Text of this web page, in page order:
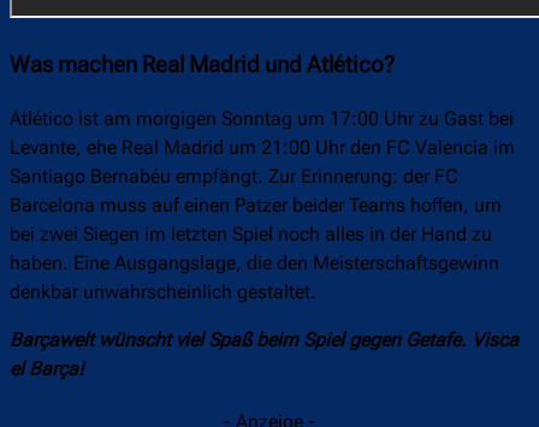
Was machen Real Madrid und Atlético?
Atlético ist am morgigen Sonntag um 17:00 Uhr zu Gast bei
Levante, ehe Real Madrid um 21:00 Uhr den FC Valencia im
Santiago Bernabéu empfängt. Zur Erinnerung: der FC
Barcelona muss auf einen Patzer beider Teams hoffen, um
bei zwei Siegen im letzten Spiel noch alles in der Hand zu
haben. Eine Ausgangslage, die den Meisterschaftsgewinn
denkbar unwahrscheinlich gestaltet.
Barçawelt wünscht viel Spaß beim Spiel gegen Getafe. Visca
el Barça!
- Anzeige -